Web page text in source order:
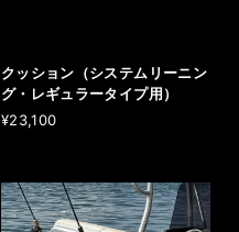
クッション（システムリーニン
グ・レギュラータイプ用）
¥23,100